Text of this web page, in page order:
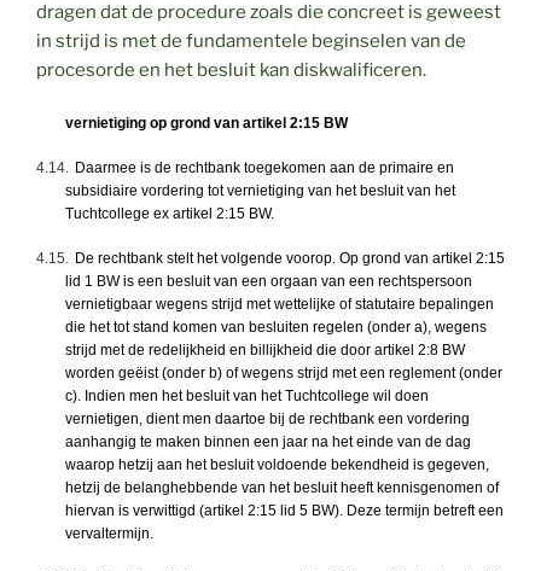
dragen dat de procedure zoals die concreet is geweest
in strijd is met de fundamentele beginselen van de
procesorde en het besluit kan diskwalificeren.
vernietiging op grond van artikel 2:15 BW
4.14.
Daarmee is de rechtbank toegekomen aan de primaire en
subsidiaire vordering tot vernietiging van het besluit van het
Tuchtcollege ex artikel 2:15 BW.
4.15.
De rechtbank stelt het volgende voorop. Op grond van artikel 2:15
lid 1 BW is een besluit van een orgaan van een rechtspersoon
vernietigbaar wegens strijd met wettelijke of statutaire bepalingen
die het tot stand komen van besluiten regelen (onder a), wegens
strijd met de redelijkheid en billijkheid die door artikel 2:8 BW
worden geëist (onder b) of wegens strijd met een reglement (onder
c). Indien men het besluit van het Tuchtcollege wil doen
vernietigen, dient men daartoe bij de rechtbank een vordering
aanhangig te maken binnen een jaar na het einde van de dag
waarop hetzij aan het besluit voldoende bekendheid is gegeven,
hetzij de belanghebbende van het besluit heeft kennisgenomen of
hiervan is verwittigd (artikel 2:15 lid 5 BW). Deze termijn betreft een
vervaltermijn.